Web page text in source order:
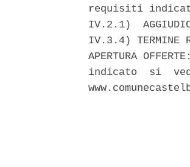
requisiti indicati
IV.2.1)
IV.3.4) TERMINE
APERTURA
indicato  si